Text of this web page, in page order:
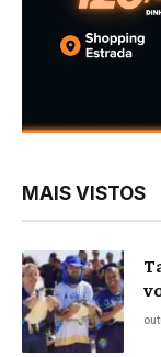
MAIS VISTOS